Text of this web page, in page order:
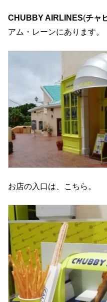
CHUBBY AIRLINES(チャ
アム・レーンにあります。
お店の入口は、こちら。